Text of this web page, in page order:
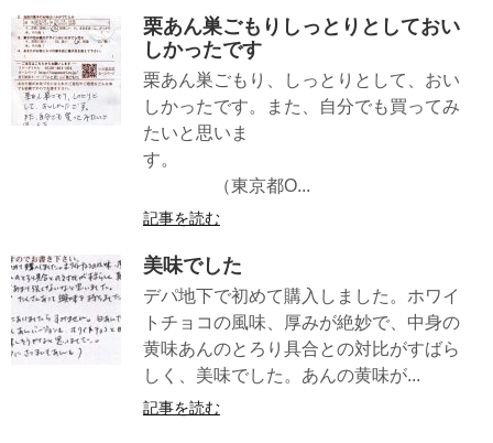
栗あん巣ごもりしっとりとしておい
しかったです
栗あん巣ごもり、しっとりとして、おい
しかったです。また、自分でも買ってみ
たいと思いま
す。
（東京都O...
記事を読む
美味でした
デパ地下で初めて購入しました。ホワイ
トチョコの風味、厚みが絶妙で、中身の
黄味あんのとろり具合との対比がすばら
しく、美味でした。あんの黄味が...
記事を読む